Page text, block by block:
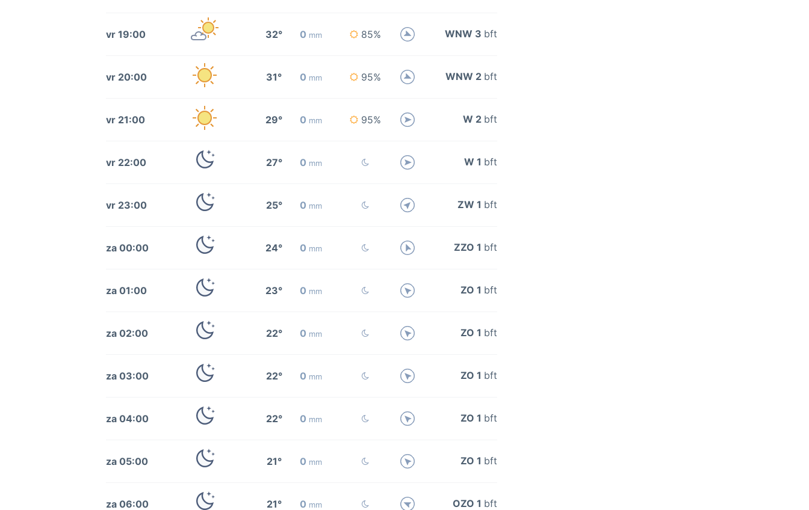
vr 19:00 32° 0 mm 85% WNW 3 bft
vr 20:00 31° 0 mm 95% WNW 2 bft
vr 21:00 29° 0 mm 95% W 2 bft
vr 22:00 27° 0 mm W 1 bft
vr 23:00 25° 0 mm ZW 1 bft
za 00:00 24° 0 mm ZZO 1 bft
za 01:00 23° 0 mm ZO 1 bft
za 02:00 22° 0 mm ZO 1 bft
za 03:00 22° 0 mm ZO 1 bft
za 04:00 22° 0 mm ZO 1 bft
za 05:00 21° 0 mm ZO 1 bft
za 06:00 21° 0 mm OZO 1 bft